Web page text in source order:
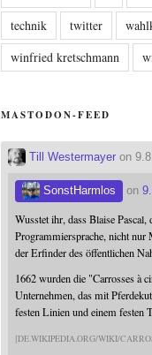
technik
twitter
winfried kretschmann
MASTODON-FEED
Till Westermayer on
SonstHarmlos on
Wusstet ihr, dass Blaise
Programmiersprache, nicht nur
der Erfinder des öffentlichen
1662 wurden die "Carrosses à
Unternehmen, das mit
festen Linien und einem festen
DE.WIKIPEDIA.ORG/WIKI/